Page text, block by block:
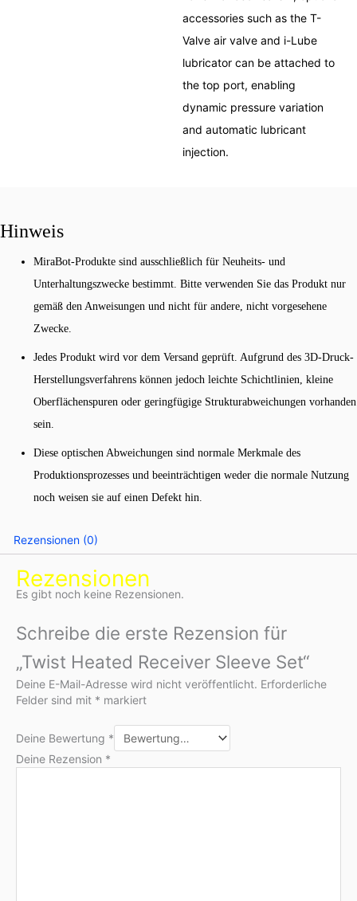
accessories such as the T-
Valve air valve and i-Lube
lubricator can be attached to
the top port, enabling
dynamic pressure variation
and automatic lubricant
injection.
Hinweis
MiraBot-Produkte sind ausschließlich für Neuheits- und
Unterhaltungszwecke bestimmt. Bitte verwenden Sie das Produkt nur
gemäß den Anweisungen und nicht für andere, nicht vorgesehene
Zwecke.
Jedes Produkt wird vor dem Versand geprüft. Aufgrund des 3D-Druck-
Herstellungsverfahrens können jedoch leichte Schichtlinien, kleine
Oberflächenspuren oder geringfügige Strukturabweichungen vorhanden
sein.
Diese optischen Abweichungen sind normale Merkmale des
Produktionsprozesses und beeinträchtigen weder die normale Nutzung
noch weisen sie auf einen Defekt hin.
Rezensionen (0)
Rezensionen
Es gibt noch keine Rezensionen.
Schreibe die erste Rezension für
„Twist Heated Receiver Sleeve Set“
Deine E-Mail-Adresse wird nicht veröffentlicht. Erforderliche
Felder sind mit * markiert
Deine Bewertung *
Deine Rezension *